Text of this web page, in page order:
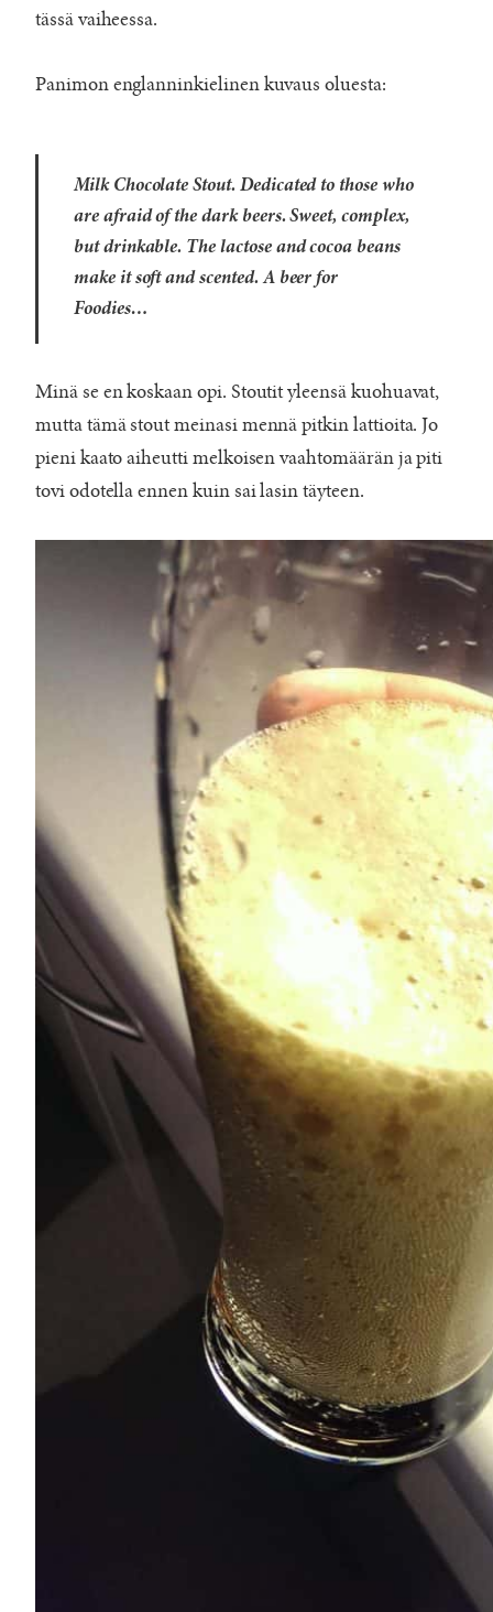
tässä vaiheessa.
Panimon englanninkielinen kuvaus oluesta:
Milk Chocolate Stout. Dedicated to those who
are afraid of the dark beers. Sweet, complex,
but drinkable. The lactose and cocoa beans
make it soft and scented. A beer for
Foodies…
Minä se en koskaan opi. Stoutit yleensä kuohuavat,
mutta tämä stout meinasi mennä pitkin lattioita. Jo
pieni kaato aiheutti melkoisen vaahtomäärän ja piti
tovi odotella ennen kuin sai lasin täyteen.